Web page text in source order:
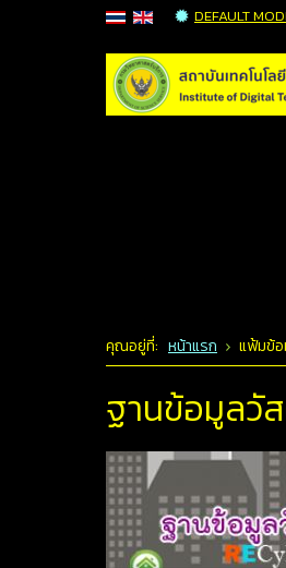
DEFAULT
คุณอยู่ที่: หน้าแรก แฟ้มข้อ
ฐานข้อมูลวั